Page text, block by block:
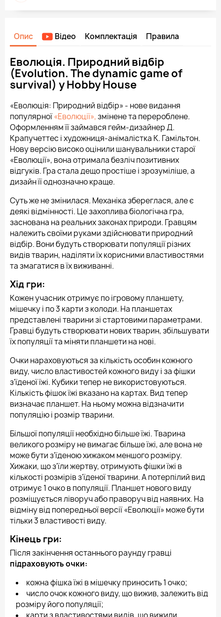
Опис Відео Комплектація Правила
Еволюція. Природний відбір
(Evolution. The dynamic game of
survival) у Hobby House
«Еволюція: Природний відбір» - нове видання
популярної«Еволюції»,змінене та перероблене.
Оформленням її займався гейм-дизайнер Д.
Крапучеттес і художниця-анімалістка К. Гамільтон.
Нову версію високо оцінили шанувальники старої
«Еволюції», вона отримала безліч позитивних
відгуків. Гра стала дещо простіше і зрозуміліше, а
дизайн її однозначно краще.
Суть же не змінилася. Механіка збереглася, але є
деякі відмінності. Це захоплива біологічна гра,
заснована на реальних законах природи. Гравцям
належить своїми руками здійснювати природний
відбір. Вони будуть створювати популяції різних
видів тварин, наділяти їх корисними властивостями
та змагатися в їх виживанні.
Хід гри:
Кожен учасник отримує по ігровому планшету,
мішечку і по 3 карти з колоди. На планшетах
представлені тварини зі стартовими параметрами.
Гравці будуть створювати нових тварин, збільшувати
їх популяції та міняти планшети на нові.
Очки нараховуються за кількість особин кожного
виду, число властивостей кожного виду і за фішки
з'їденої їжі. Кубики тепер не використовуються.
Кількість фішок їжі вказано на картах. Вид тепер
визначає планшет. На ньому можна відзначити
популяцію і розмір тварини.
Більшої популяції необхідно більше їжі. Тварина
великого розміру не вимагає більше їжі, але вона не
може бути з'їденою хижаком меншого розміру.
Хижаки, що з'їли жертву, отримують фішки їжі в
кількості розмірів з'їденої тварини. А потерпілий вид
отримує 1 очко в популяції. Планшет нового виду
розміщується ліворуч або праворуч від наявних. На
відміну від попередньої версії «Еволюції» може бути
тільки 3 властивості виду.
Кінець гри:
Після закінчення останнього раунду гравці
підраховують очки:
кожна фішка їжі в мішечку приносить 1 очко;
число очок кожного виду, що вижив, залежить від
розміру його популяції;